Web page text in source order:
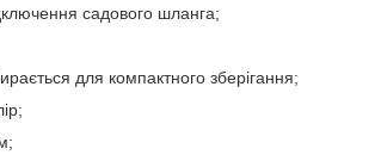
садового шланга;
для компактного зберігання;